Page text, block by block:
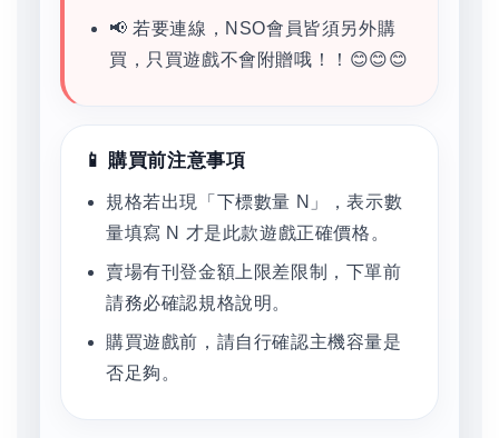
📢 若要連線，NSO會員皆須另外購
買，只買遊戲不會附贈哦！！😊😊😊
📱 購買前注意事項
規格若出現「下標數量 N」，表示數
量填寫 N 才是此款遊戲正確價格。
賣場有刊登金額上限差限制，下單前
請務必確認規格說明。
購買遊戲前，請自行確認主機容量是
否足夠。